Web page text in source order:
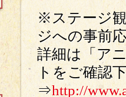
※ステージ
ジへの事前
詳細は「ア
トをご確認
⇒http://